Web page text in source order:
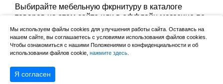
Выбирайте мебельную фкрнитуру в каталоге
товаров на этом сайте или в оффлайн магазине по
адресу: Великий Новгород, Сырковское шоссе, 8а
(по будням с 9:00 до 17:00, в субботу с 9:00 до
13:00). Забрать заказ можно лично в пункте выдачи
или оформить доставку до дома.
Мы используем файлы cookies для улучшения работы сайта. Оставаясь на
нашем сайте, вы соглашаетесь с условиями использования файлов cookies.
Чтобы ознакомиться с нашими Положениями о конфиденциальности и об
использовании файлов cookie, нажмите здесь
Я согласен